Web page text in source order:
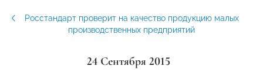
Росстандарт проверит на качество продукцию малых
производственных предприятий
24 Сентября 2015